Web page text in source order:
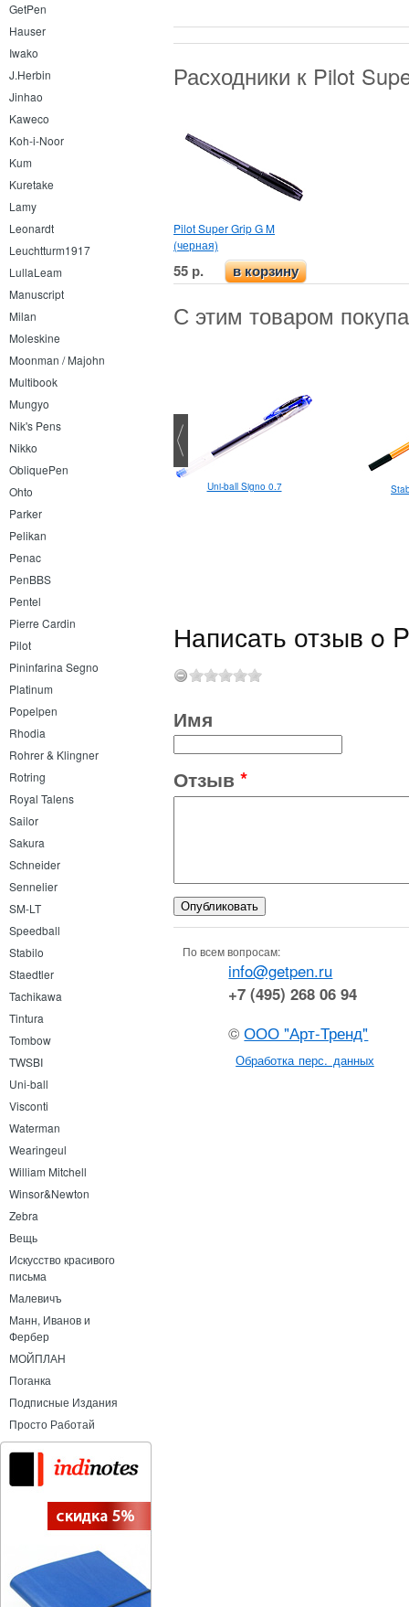
GetPen
Hauser
Iwako
J.Herbin
Jinhao
Kaweco
Koh-i-Noor
Kum
Kuretake
Lamy
Leonardt
Leuchtturm1917
LullaLeam
Manuscript
Milan
Moleskine
Moonman / Majohn
Multibook
Mungyo
Nik's Pens
Nikko
ObliquePen
Ohto
Parker
Pelikan
Penac
PenBBS
Pentel
Pierre Cardin
Pilot
Pininfarina Segno
Platinum
Popelpen
Rhodia
Rohrer & Klingner
Rotring
Royal Talens
Sailor
Sakura
Schneider
Sennelier
SM-LT
Speedball
Stabilo
Staedtler
Tachikawa
Tintura
Tombow
TWSBI
Uni-ball
Visconti
Waterman
Wearingeul
William Mitchell
Winsor&Newton
Zebra
Вещь
Искусство красивого
письма
Малевичъ
Манн, Иванов и
Фербер
МОЙПЛАН
Поганка
Подписные Издания
Просто Работай
Расходники к Pilot
Pilot Super Grip G M
(черная)
55 р. в корзину
С этим товаром
Pilot Metropolitan Leopard
Uni-ball Signo 0.7
Написать отзыв o
Имя
Отзыв *
По всем вопросам:
info@getpen.ru
+7 (495) 268 06 94
©ООО "Арт-Тренд"
Обработка перс. данных